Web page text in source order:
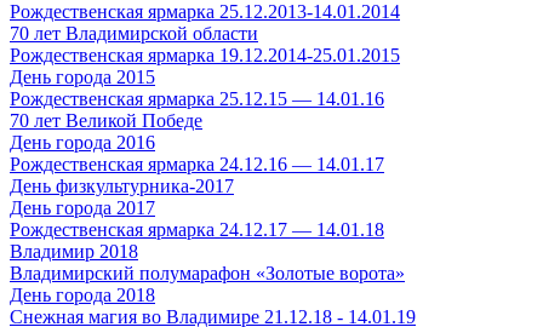
Рождественская ярмарка 25.12.2013-14.01.2014
70 лет Владимирской области
Рождественская ярмарка 19.12.2014-25.01.2015
День города 2015
Рождественская ярмарка 25.12.15 — 14.01.16
70 лет Великой Победе
День города 2016
Рождественская ярмарка 24.12.16 — 14.01.17
День физкультурника-2017
День города 2017
Рождественская ярмарка 24.12.17 — 14.01.18
Владимир 2018
Владимирский полумарафон «Золотые ворота»
День города 2018
Снежная магия во Владимире 21.12.18 - 14.01.19